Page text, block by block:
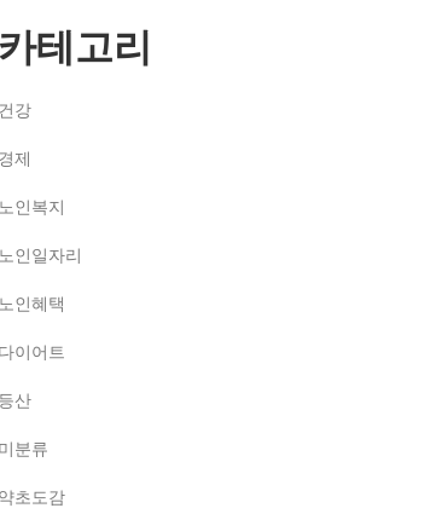
카테고리
건강
경제
노인복지
노인일자리
노인혜택
다이어트
등산
미분류
약초도감